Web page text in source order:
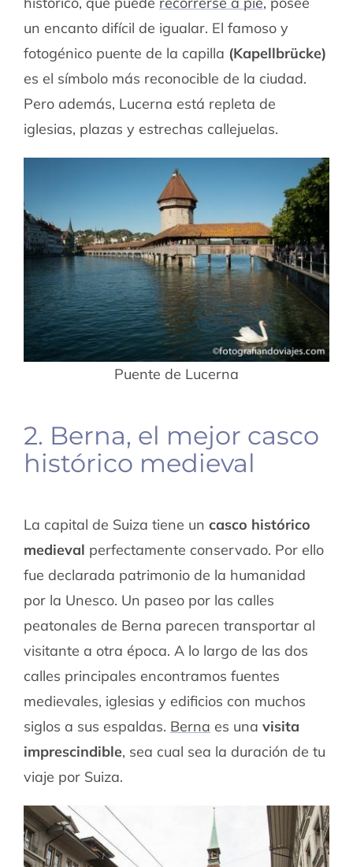
un encanto difícil de igualar. El famoso y
fotogénico puente de la capilla (Kapellbrücke)
es el símbolo más reconocible de la ciudad.
Pero además, Lucerna está repleta de
iglesias, plazas y estrechas callejuelas.
Puente de Lucerna
2. Berna, el mejor casco
histórico medieval
La capital de Suiza tiene un casco histórico
medieval perfectamente conservado. Por ello
fue declarada patrimonio de la humanidad
por la Unesco. Un paseo por las calles
peatonales de Berna parecen transportar al
visitante a otra época. A lo largo de las dos
calles principales encontramos fuentes
medievales, iglesias y edificios con muchos
siglos a sus espaldas. Berna es una visita
imprescindible, sea cual sea la duración de tu
viaje por Suiza.